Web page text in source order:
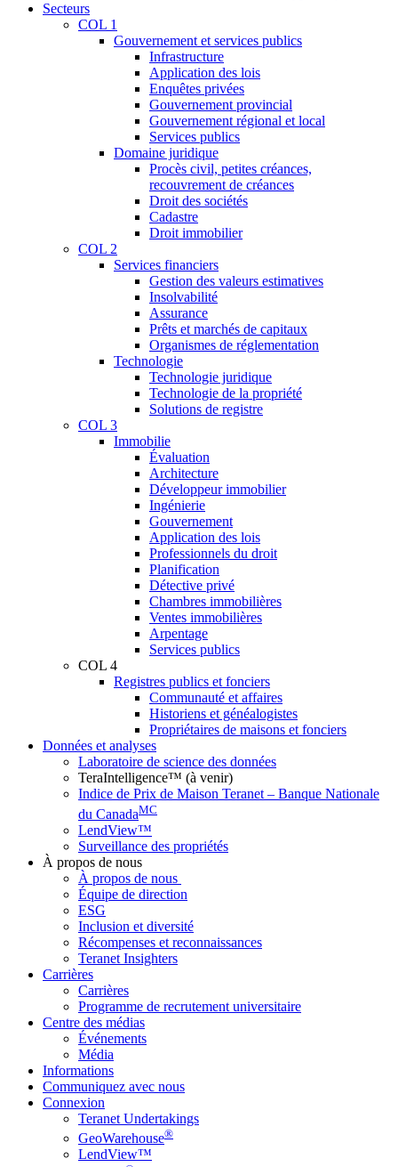
Secteurs
COL 1
Gouvernement et services publics
Infrastructure
Application des lois
Enquêtes privées
Gouvernement provincial
Gouvernement régional et local
Services publics
Domaine juridique
Procès civil, petites créances,
recouvrement de créances
Droit des sociétés
Cadastre
Droit immobilier
COL 2
Services financiers
Gestion des valeurs estimatives
Insolvabilité
Assurance
Prêts et marchés de capitaux
Organismes de réglementation
Technologie
Technologie juridique
Technologie de la propriété
Solutions de registre
COL 3
Immobilie
Évaluation
Architecture
Développeur immobilier
Ingénierie
Gouvernement
Application des lois
Professionnels du droit
Planification
Détective privé
Chambres immobilières
Ventes immobilières
Arpentage
Services publics
COL 4
Registres publics et fonciers
Communauté et affaires
Historiens et généalogistes
Propriétaires de maisons et fonciers
Données et analyses
Laboratoire de science des données
TeraIntelligence™ (à venir)
Indice de Prix de Maison Teranet – Banque Nationale
du CanadaMC
LendView™
Surveillance des propriétés
À propos de nous
À propos de nous
Équipe de direction
ESG
Inclusion et diversité
Récompenses et reconnaissances
Teranet Insighters
Carrières
Carrières
Programme de recrutement universitaire
Centre des médias
Événements
Média
Informations
Communiquez avec nous
Connexion
Teranet Undertakings
GeoWarehouse®
LendView™